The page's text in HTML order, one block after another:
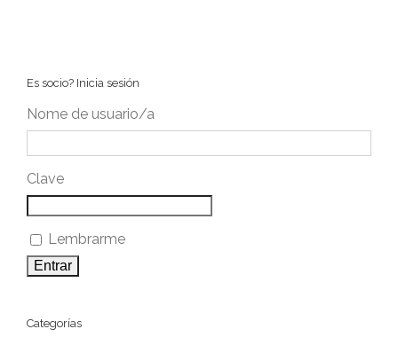
Es socio? Inicia sesión
Nome de usuario/a
Clave
Lembrarme
Categorías